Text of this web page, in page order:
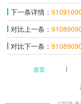
下一条详情：
对比上一条：
对比下一条：
首页